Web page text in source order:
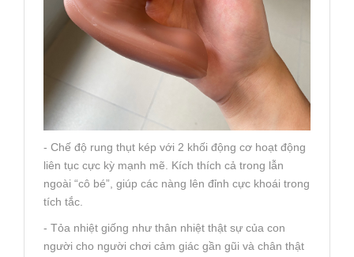
- Chế độ rung thụt kép với 2 khối động cơ hoạt động
liên tục cực kỳ mạnh mẽ. Kích thích cả trong lẫn
ngoài “cô bé”, giúp các nàng lên đỉnh cực khoái trong
tích tắc.
- Tỏa nhiệt giống như thân nhiệt thật sự của con
người cho người chơi cảm giác gần gũi và chân thật